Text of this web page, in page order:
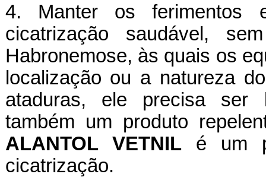
4. Manter os ferimentos
cicatrização saudável,
Habronemose, às quais os
localização ou a natureza
ataduras, ele precisa ser
também um produto
ALANTOL VETNILé um
cicatrização.